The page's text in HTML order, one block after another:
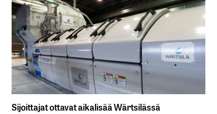
Sijoittajat ottavat aikalisää Wärtsilässä